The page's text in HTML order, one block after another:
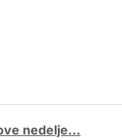
nedelje…